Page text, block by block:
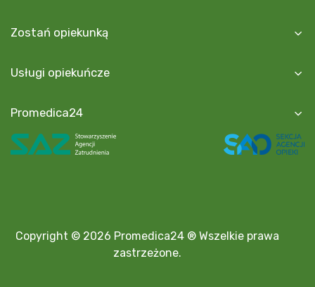
Zostań opiekunką
Usługi opiekuńcze
Promedica24
Copyright © 2026 Promedica24 ® Wszelkie prawa
zastrzeżone.